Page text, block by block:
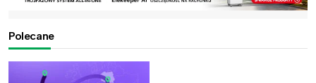
Polecane